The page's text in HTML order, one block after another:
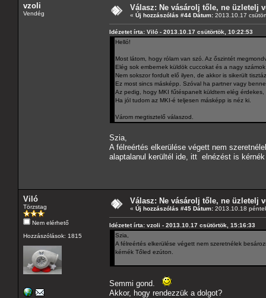
vzoli
Vendég
Válasz: Ne vásárolj tőle, ne üzletelj
« Új hozzászólás #44 Dátum: 2013.10.17
Idézetet írta: Viló - 2013.10.17 csütörtök, 10:22:53
Helló!
Most látom, hogy rólam van szó. Az őszintét
Elég sok embernek küldök cuccokat és a nagy
Nem sokszor fordult elő ilyen, de akkor is sikerült
Ez most sincs másképp. Szóval ha partner vagy
Az pedig, hogy MKI fűtéspanelt küldtem elég
Ha jól tudom az MKI-é teljesen másképp is néz ki.
Várom megtisztelő válaszod.
Szia,
A félreértés elkerülése végett nem
alaptalanul kerültél ide, itt elnézést is
Viló
Törzstag
Nem elérhető
Hozzászólások: 1815
Válasz: Ne vásárolj tőle, ne üzletelj
« Új hozzászólás #45 Dátum: 2013.10.18
Idézetet írta: vzoli - 2013.10.17 csütörtök, 15:16:33
Szia,
A félreértés elkerülése végett nem szeretnélek
kérnék Tőled ezúton.
Semmi gond.
Akkor, hogy rendezzük a dolgot?